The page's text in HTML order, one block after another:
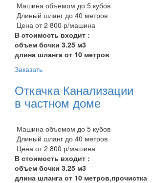
Машина объемом до 5 кубов
Длиный шланг до 40 метров
Цена от 2 800 р/машина
В стоимость входит :
объем бочки 3.25 м3
длина шланга от 10 метров
Заказать
Откачка Канализации
в частном доме
Машина объемом до 5 кубов
Длиный шланг до 40 метров
Цена от 2 800 р/машина
В стоимость входит :
объем бочки 3.25 м3
длина шланга от 10 метров,прочистка